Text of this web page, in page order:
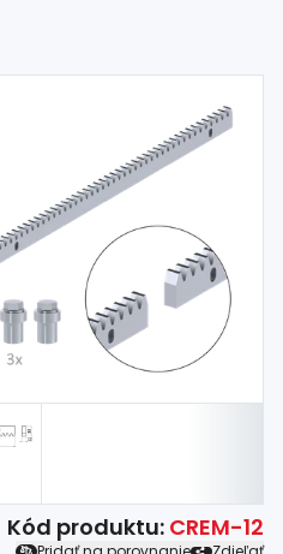
Kód produktu: CREM-12